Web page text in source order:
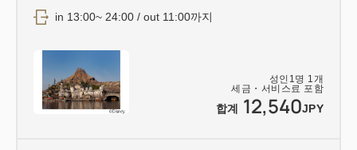
성인 1명 1개
세금・서비스료 포함
합계 12,540JPY
in 13:00~ 24:00 / out 11:00까지